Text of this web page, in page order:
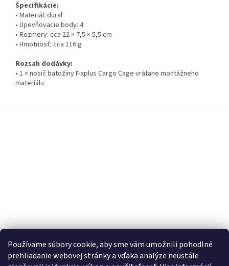
Používame súbory cookie, aby sme vám umožnili pohodlné
prehliadanie webovej stránky a vďaka analýze neustále
Špecifikácie:
• Materiál: dural
• Upevňovacie body: 4
• Rozmery: cca 22 × 7,5 × 5,5 cm
• Hmotnosť: cca 116 g
Rozsah dodávky:
• 1 × nosič batožiny Fixplus Cargo Cage vrátane montážneho
materiálu